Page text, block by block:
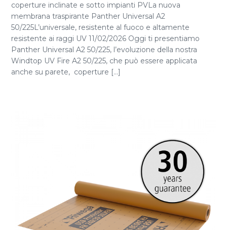
coperture inclinate e sotto impianti PVLa nuova
membrana traspirante Panther Universal A2
50/225L’universale, resistente al fuoco e altamente
resistente ai raggi UV 11/02/2026 Oggi ti presentiamo
Panther Universal A2 50/225, l’evoluzione della nostra
Windtop UV Fire A2 50/225, che può essere applicata
anche su parete, coperture [...]